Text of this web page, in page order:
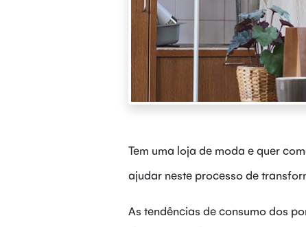
Tem uma loja de moda e quer
ajudar neste processo de
As tendências de consumo dos